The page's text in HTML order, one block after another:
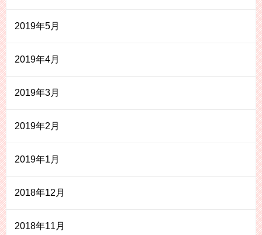
2019年5月
2019年4月
2019年3月
2019年2月
2019年1月
2018年12月
2018年11月